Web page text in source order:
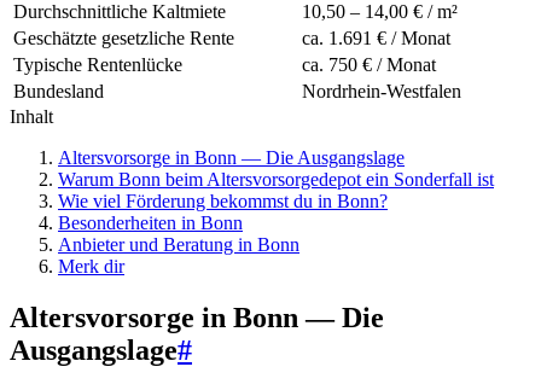
Durchschnittliche Kaltmiete
10,50 – 14,00 € / m²
Geschätzte gesetzliche Rente
ca. 1.691 € / Monat
Typische Rentenlücke
ca. 750 € / Monat
Bundesland
Nordrhein-Westfalen
Inhalt
Altersvorsorge in Bonn — Die Ausgangslage
Warum Bonn beim Altersvorsorgedepot ein Sonderfall ist
Wie viel Förderung bekommst du in Bonn?
Besonderheiten in Bonn
Anbieter und Beratung in Bonn
Merk dir
Altersvorsorge in Bonn — Die
Ausgangslage#